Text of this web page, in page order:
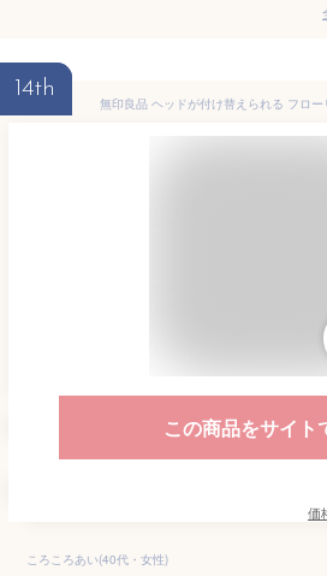
14th
無印良品 ヘッドが付け替えられる フロ
この商品をサイト
価
ころころあい(40代・女性)